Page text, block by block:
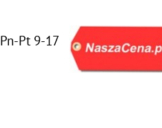
Pn-Pt 9-17